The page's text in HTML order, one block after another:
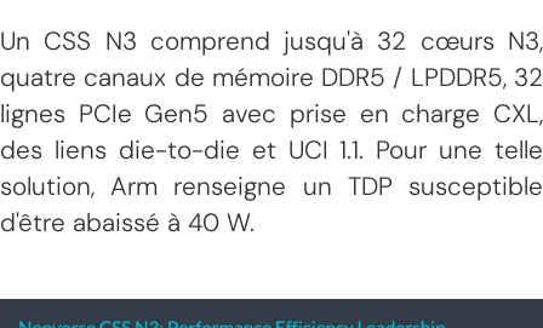
Un CSS N3 comprend jusqu'à 32 cœurs N3,
quatre canaux de mémoire DDR5 / LPDDR5, 32
lignes PCIe Gen5 avec prise en charge CXL,
des liens die-to-die et UCI 1.1. Pour une telle
solution, Arm renseigne un TDP susceptible
d'être abaissé à 40 W.